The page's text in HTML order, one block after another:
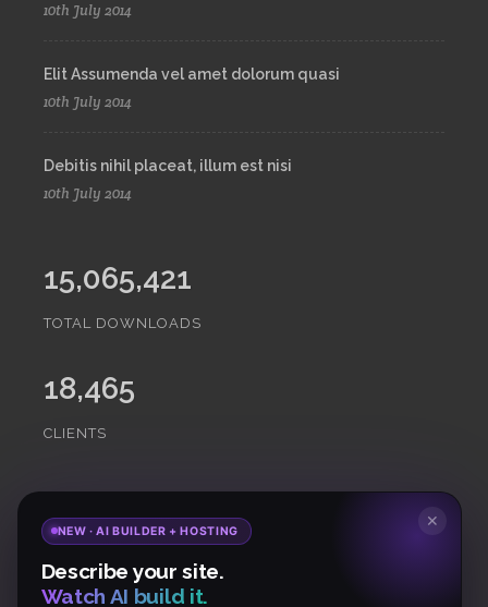
10th July 2014
Elit Assumenda vel amet dolorum quasi
10th July 2014
Debitis nihil placeat, illum est nisi
10th July 2014
15,065,421
TOTAL DOWNLOADS
18,465
CLIENTS
Subscribeto Our Newsletter to get Important News,
Amazing Offers & Inside Scoops:
✕
NEW · AI BUILDER + HOSTING
Describe your site.
Watch AI build it.